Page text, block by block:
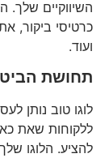
השיווקיים שלך.
כרטיסי ביקור,
ועוד.
תחושת
לוגו טוב נותן
ללקוחות שאת
להציע. הלוגו